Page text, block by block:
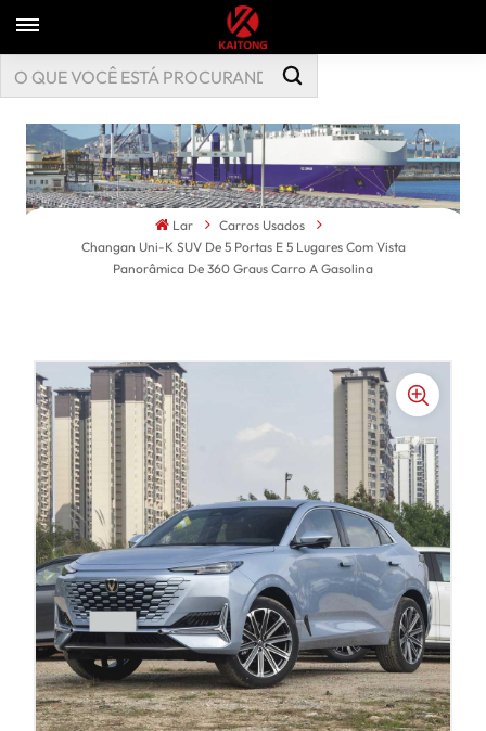
Lar
Carros Usados
Changan Uni-K SUV De 5 Portas E 5 Lugares Com Vista
Panorâmica De 360 Graus Carro A Gasolina